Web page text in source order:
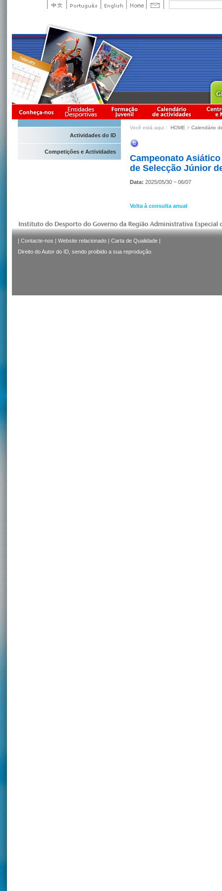
Actividades do ID
Competições e Actividades
Você está aqui： HOME > Calendário
Campeonato
de Selecção Júnior
Data: 2025/05/30 ~ 06/07
Volta à consulta anual
| Contacte-nos | Website relacionado | Carta de Qualidade |
Direito do Autor do ID, sendo proibido a sua reprodução.